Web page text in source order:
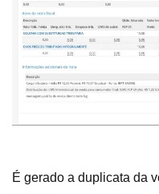
É gerado a duplicata da